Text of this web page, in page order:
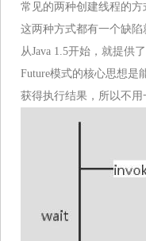
常见的两种创建线程的方
这两种方式都有一个缺
从Java 1.5开始，就提供
Future模式的核心思想是
获得执行结果，所以不用